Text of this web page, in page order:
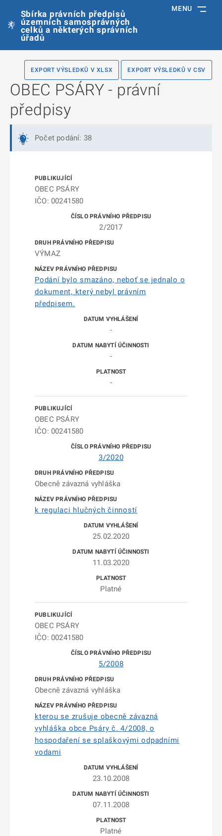
Sbírka právních předpisů
územních samosprávných
celků a některých správních
úřadů
MENU
EXPORT VÝSLEDKŮ V XLSX EXPORT VÝSLEDKŮ V CSV
OBEC PSÁRY - právní
předpisy
Počet podání: 38
OBEC PSÁRY
IČO: 00241580
2/2017
VÝMAZ
Podání bylo smazáno, neboť se jednalo o
dokument, který nebyl právním
předpisem.
-
-
-
OBEC PSÁRY
IČO: 00241580
3/2020
Obecně závazná vyhláška
k regulaci hlučných činností
25.02.2020
11.03.2020
Platné
OBEC PSÁRY
IČO: 00241580
5/2008
Obecně závazná vyhláška
kterou se zrušuje obecně závazná
vyhláška obce Psáry č. 4/2008, o
hospodaření se splaškovými odpadními
vodami
23.10.2008
07.11.2008
Platné